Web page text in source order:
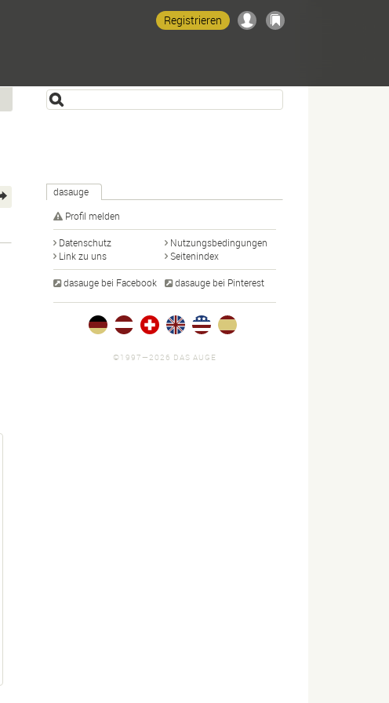
Registrieren
dasauge
Profil melden
Datenschutz
Nutzungsbedingungen
Link zu uns
Seitenindex
dasauge bei Facebook dasauge bei Pinterest
©1997—2026 DAS AUGE